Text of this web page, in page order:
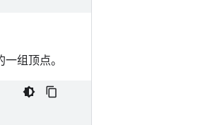
组顶点。